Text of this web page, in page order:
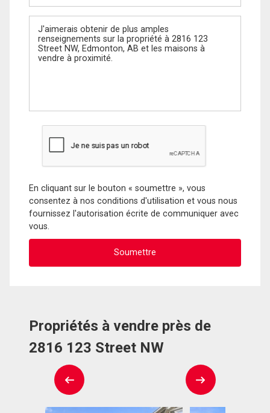
Message
En cliquant sur le bouton « soumettre », vous
consentez à nos conditions d'utilisation et vous nous
fournissez l'autorisation écrite de communiquer avec
vous.
Propriétés à vendre près de
2816 123 Street NW